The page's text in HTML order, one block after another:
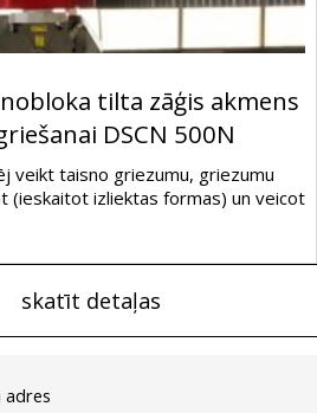
tilta zāģis akmens
DSCN 500N
veikt taisno griezumu, griezumu
(ieskaitot izliektas formas) un veicot
skatīt detaļas
adres